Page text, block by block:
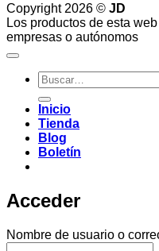
Copyright 2026 © JD
Los productos de esta
empresas o autónomos
Buscar
por:
Inicio
Tienda
Blog
Boletín
Acceder
Nombre de usuario o